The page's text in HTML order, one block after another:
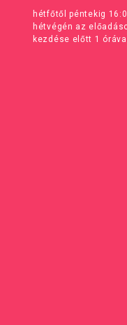
hétfőtől péntekig
hétvégén az
kezdése előtt 1 órával